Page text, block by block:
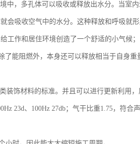
中，多孔体可以吸收或释放出水分。当室内
会吸收空气中的水分。这种释放和呼吸就
工作和居住环境创造了一个舒适的小气候
能阻燃外，本身还可以释放相当于自身重
装饰材料的标准。并且可以进行更新利用
23d、100Hz 27db；气干比重1.75，符合